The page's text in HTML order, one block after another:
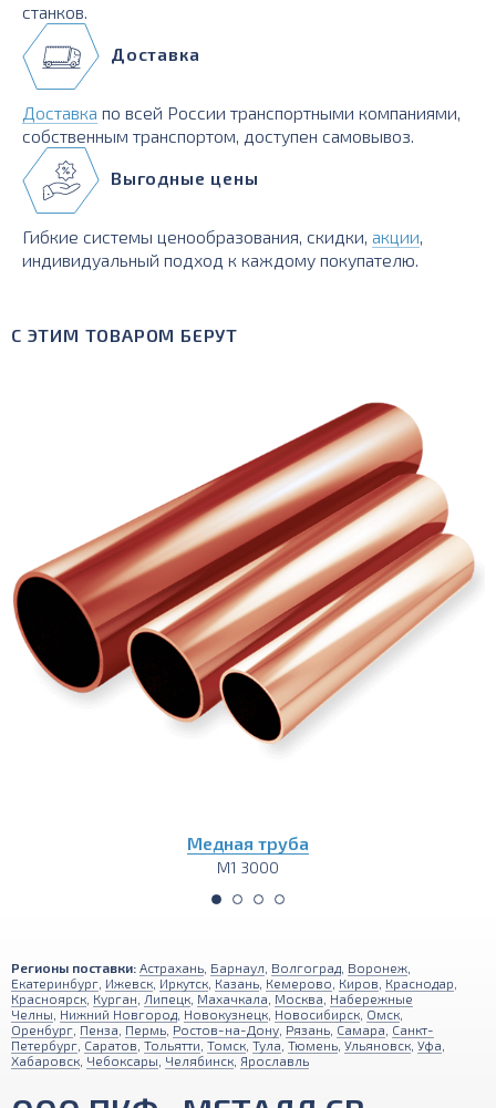
станков.
Доставка
Доставка по всей России транспортными компаниями,
собственным транспортом, доступен самовывоз.
Выгодные цены
Гибкие системы ценообразования, скидки, акции,
индивидуальный подход к каждому покупателю.
С ЭТИМ ТОВАРОМ БЕРУТ
Медная труба
М1 3000
Регионы поставки: Астрахань Барнаул Волгоград Воронеж
Екатеринбург Ижевск Иркутск Казань Кемерово Киров Краснодар
Красноярск Курган Липецк Махачкала Москва Набережные
Челны Нижний Новгород Новокузнецк Новосибирск Омск
Оренбург Пенза Пермь Ростов-на-Дону Рязань Самара Санкт-
Петербург Саратов Тольятти Томск Тула Тюмень Ульяновск Уфа
Хабаровск Чебоксары Челябинск Ярославль